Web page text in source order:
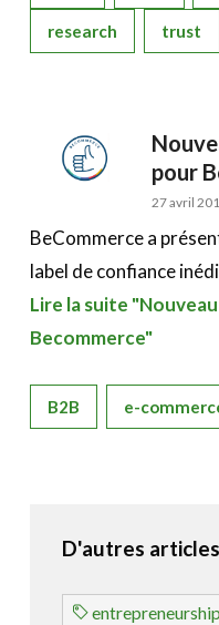
research trust
pour
27 avril
BeCommerce a
label de confiance
Lire la suite
Becommerce"
B2B e-
D'autres
entrepreneurship